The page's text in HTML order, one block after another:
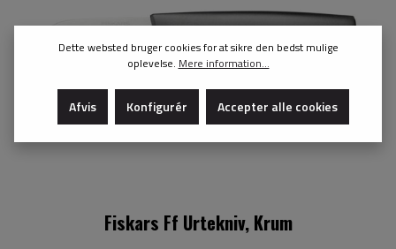
Fiskars Ff Urtekniv, Krum
Dette websted bruger cookies for at sikre den bedst mulige
oplevelse. Mere information...
Afvis Konfigurér Accepter alle cookies